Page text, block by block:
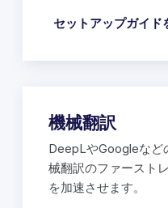
セットアップガイド
機械翻訳
DeepLやGoogleなど
械翻訳のファースト
を加速させます。